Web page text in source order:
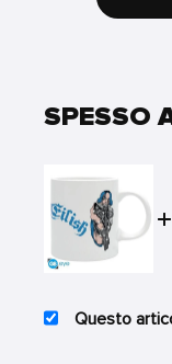
SPESSO
SELECT